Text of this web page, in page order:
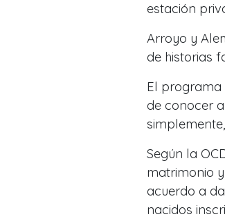
estación
Arroyo y
de historias
El programa
de conocer
Según la
matrimonio
acuerdo a
nacidos